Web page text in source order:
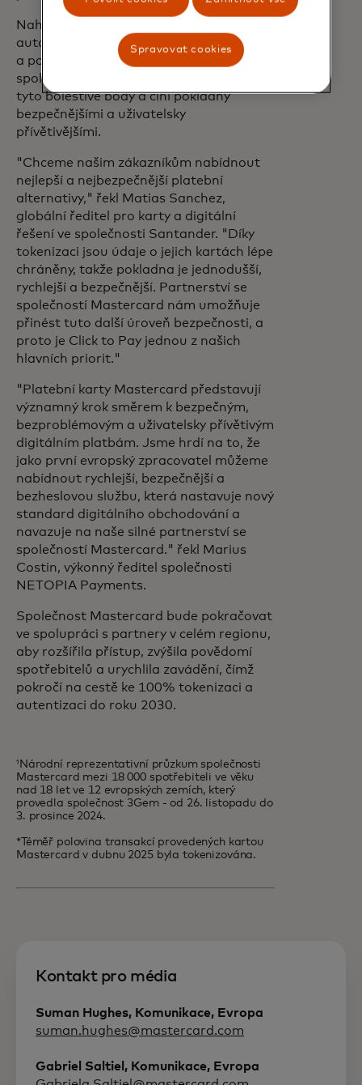
Nahrazením hesel klíči, bezpečným
automatickým vyplňováním údajů o kartě
a používáním šifrovaných tokenů řeší
společnost Mastercard a její partneři
tyto bolestivé body a činí pokladny
bezpečnějšími a uživatelsky
přívětivějšími.
"Chceme našim zákazníkům nabídnout
nejlepší a nejbezpečnější platební
alternativy," řekl Matias Sanchez,
globální ředitel pro karty a digitální
řešení ve společnosti Santander. "Díky
tokenizaci jsou údaje o jejich kartách lépe
chráněny, takže pokladna je jednodušší,
rychlejší a bezpečnější. Partnerství se
společností Mastercard nám umožňuje
přinést tuto další úroveň bezpečnosti, a
proto je Click to Pay jednou z našich
hlavních priorit."
"Platební karty Mastercard představují
významný krok směrem k bezpečným,
bezproblémovým a uživatelsky přívětivým
digitálním platbám. Jsme hrdí na to, že
jako první evropský zpracovatel můžeme
nabídnout rychlejší, bezpečnější a
bezheslovou službu, která nastavuje nový
standard digitálního obchodování a
navazuje na naše silné partnerství se
společností Mastercard." řekl Marius
Costin, výkonný ředitel společnosti
NETOPIA Payments.
Společnost Mastercard bude pokračovat
ve spolupráci s partnery v celém regionu,
aby rozšířila přístup, zvýšila povědomí
spotřebitelů a urychlila zavádění, čímž
pokročí na cestě ke 100% tokenizaci a
autentizaci do roku 2030.
¹Národní reprezentativní průzkum společnosti
Mastercard mezi 18 000 spotřebiteli ve věku
nad 18 let ve 12 evropských zemích, který
provedla společnost 3Gem - od 26. listopadu do
3. prosince 2024.
*Téměř polovina transakcí provedených kartou
Mastercard v dubnu 2025 byla tokenizována.
Kontakt pro média
Suman Hughes, Komunikace, Evropa
suman.hughes@mastercard.com
Gabriel Saltiel, Komunikace, Evropa
Spravovat cookies